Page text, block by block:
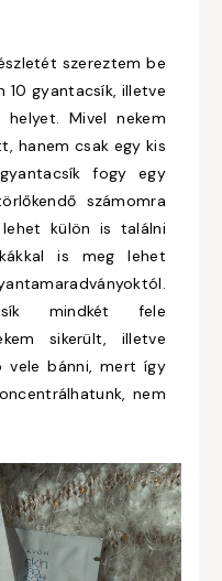
szereztem be
10 gyantacsík, illetve
Mivel nekem
hanem csak egy kis
fogy egy
számomra
külön is találni
is meg lehet
mindkét fele
sikerült, illetve
vele bánni, mert így
nem